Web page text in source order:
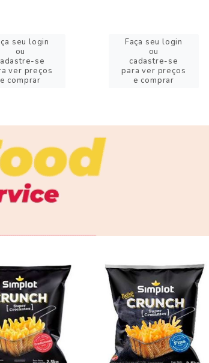
seu login
ou
se
ver preços
e comprar
Faça seu login
ou
cadastre-se
para ver preços
e comprar